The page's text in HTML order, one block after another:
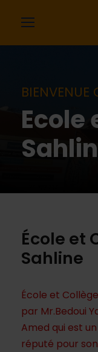
BIENVENUE
Ecole
École et
Sahline
École et
par Mr.Bedoui
Amed qui est
réputé pour